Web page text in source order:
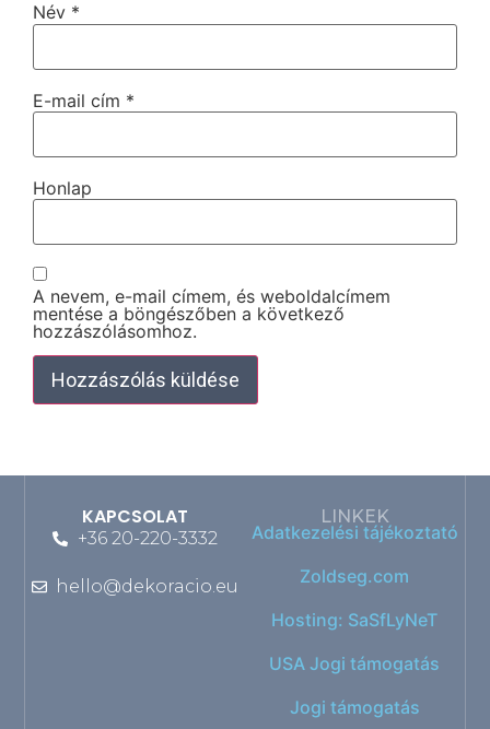
Név *
E-mail cím *
Honlap
A nevem, e-mail címem, és weboldalcímem
mentése a böngészőben a következő
hozzászólásomhoz.
KAPCSOLAT
+36 20-220-3332
hello@dekoracio.eu
LINKEK
Adatkezelési tájékoztató
Zoldseg.com
Hosting: SaSfLyNeT
USA Jogi támogatás
Jogi támogatás